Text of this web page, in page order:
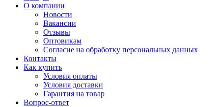
О компании
Новости
Вакансии
Отзывы
Оптовикам
Cогласие на обработку персональных данных
Контакты
Как купить
Условия оплаты
Условия доставки
Гарантия на товар
Вопрос-ответ